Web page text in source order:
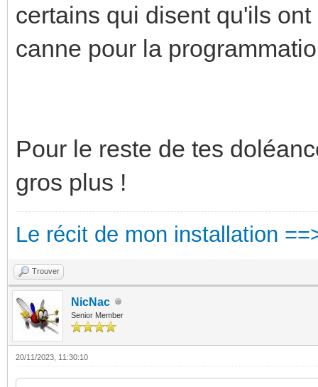
certains qui disent qu'ils
canne pour la
Pour le reste de tes
gros plus !
Le récit de mon installation
Trouver
NicNac
Senior Member
20/11/2023, 11:30:10